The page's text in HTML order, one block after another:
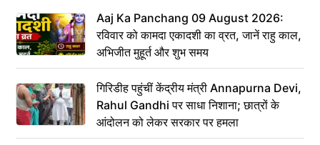
Aaj Ka Panchang 09 August 2026:
रविवार को कामदा एकादशी का व्रत, जानें राहु काल,
अभिजीत मुहूर्त और शुभ समय
गिरिडीह पहुंचीं केंद्रीय मंत्री Annapurna Devi,
Rahul Gandhi पर साधा निशाना; छात्रों के
आंदोलन को लेकर सरकार पर हमला